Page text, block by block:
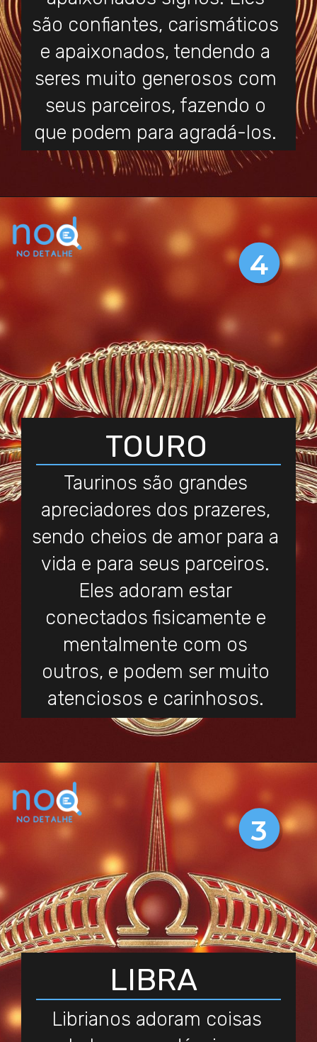
são confiantes, carismáticos
e apaixonados, tendendo a
seres muito generosos com
seus parceiros, fazendo o
que podem para agradá-los.
Taurinos são grandes
apreciadores dos prazeres,
sendo cheios de amor para a
vida e para seus parceiros.
Eles adoram estar
conectados fisicamente e
mentalmente com os
outros, e podem ser muito
atenciosos e carinhosos.
TOURO
4
Librianos adoram coisas
LIBRA
3